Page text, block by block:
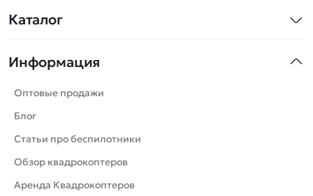
Каталог
Машинки
Танки
Вертолеты
Катера
Роботы
Самолеты
Информация
Оптовые продажи
Блог
Статьи про беспилотники
Обзор квадрокоптеров
Аренда Квадрокоптеров